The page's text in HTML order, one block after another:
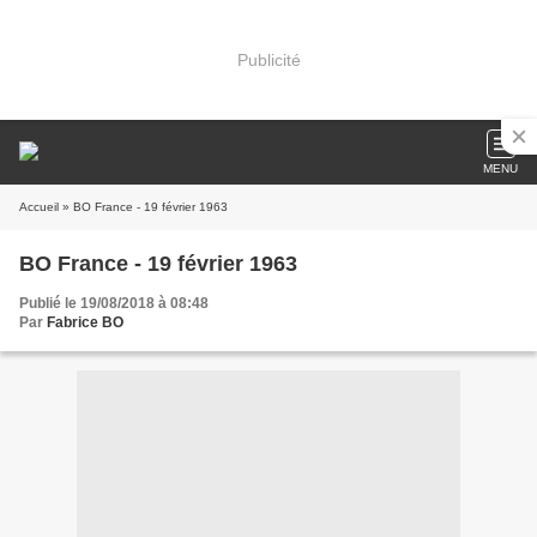
Publicité
MENU
Accueil » BO France - 19 février 1963
BO France - 19 février 1963
Publié le 19/08/2018 à 08:48
Par Fabrice BO